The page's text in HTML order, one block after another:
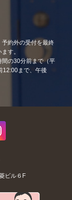
約外の受付を最終
す。
の30分前まで（平
12:00まで、午後
ビル６F